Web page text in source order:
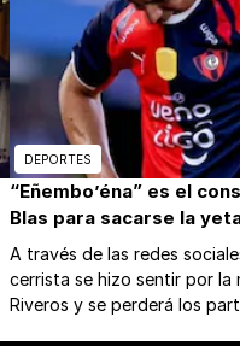
DEPORTES
“Eñembo’éna” es el
Blas para sacarse la
A través de las redes
cerrista se hizo sentir por la
Riveros y se perderá los